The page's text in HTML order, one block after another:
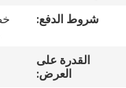
رقابةشروط الدفع:
القدرة على
العرض: